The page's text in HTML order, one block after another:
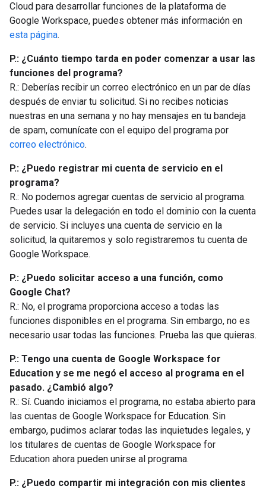
Cloud para desarrollar funciones de la plataforma de
Google Workspace, puedes obtener más información en
esta página.
P.: ¿Cuánto tiempo tarda en poder comenzar a usar las
funciones del programa?
R.: Deberías recibir un correo electrónico en un par de días
después de enviar tu solicitud. Si no recibes noticias
nuestras en una semana y no hay mensajes en tu bandeja
de spam, comunícate con el equipo del programa por
correo electrónico.
P.: ¿Puedo registrar mi cuenta de servicio en el
programa?
R.: No podemos agregar cuentas de servicio al programa.
Puedes usar la delegación en todo el dominio con la cuenta
de servicio. Si incluyes una cuenta de servicio en la
solicitud, la quitaremos y solo registraremos tu cuenta de
Google Workspace.
P.: ¿Puedo solicitar acceso a una función, como
Google Chat?
R.: No, el programa proporciona acceso a todas las
funciones disponibles en el programa. Sin embargo, no es
necesario usar todas las funciones. Prueba las que quieras.
P.: Tengo una cuenta de Google Workspace for
Education y se me negó el acceso al programa en el
pasado. ¿Cambió algo?
R.: Sí. Cuando iniciamos el programa, no estaba abierto para
las cuentas de Google Workspace for Education. Sin
embargo, pudimos aclarar todas las inquietudes legales, y
los titulares de cuentas de Google Workspace for
Education ahora pueden unirse al programa.
P.: ¿Puedo compartir mi integración con mis clientes